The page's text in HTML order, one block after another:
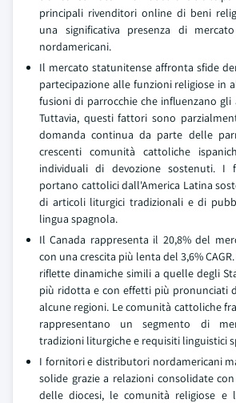
principali rivenditori online di beni
una significativa presenza di
nordamericani.
Il mercato statunitense affronta sfide
partecipazione alle funzioni religiose in
fusioni di parrocchie che influenzano
Tuttavia, questi fattori sono
domanda continua da parte delle
crescenti comunità cattoliche
individuali di devozione sostenuti. I
portano cattolici dall'America Latina
di articoli liturgici tradizionali e di
lingua spagnola.
Il Canada rappresenta il 20,8% del
con una crescita più lenta del 3,6%
riflette dinamiche simili a quelle degli
più ridotta e con effetti più pronunciati
alcune regioni. Le comunità cattoliche
rappresentano un segmento di
tradizioni liturgiche e requisiti linguistici
I fornitori e distributori nordamericani
solide grazie a relazioni consolidate
delle diocesi, le comunità religiose